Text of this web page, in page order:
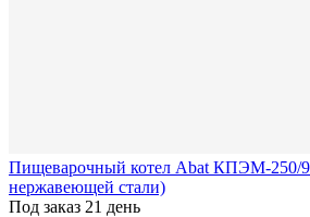
Пищеварочный котел Abat КПЭМ-250/
нержавеющей стали)
Под заказ 21 день